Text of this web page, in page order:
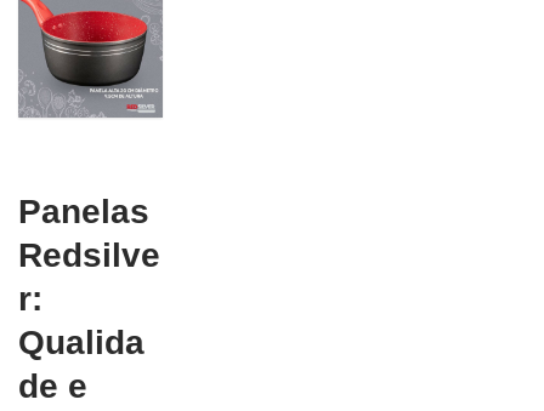
Panelas
Redsilve
r:
Qualida
de e